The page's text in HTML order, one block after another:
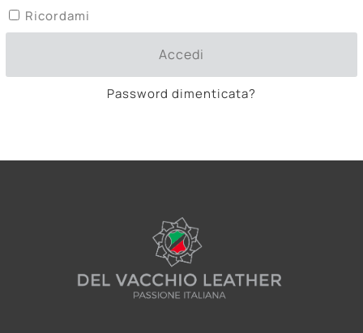
Ricordami
Accedi
Password dimenticata?